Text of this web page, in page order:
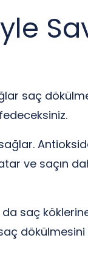
saç
ve saçın
da saç